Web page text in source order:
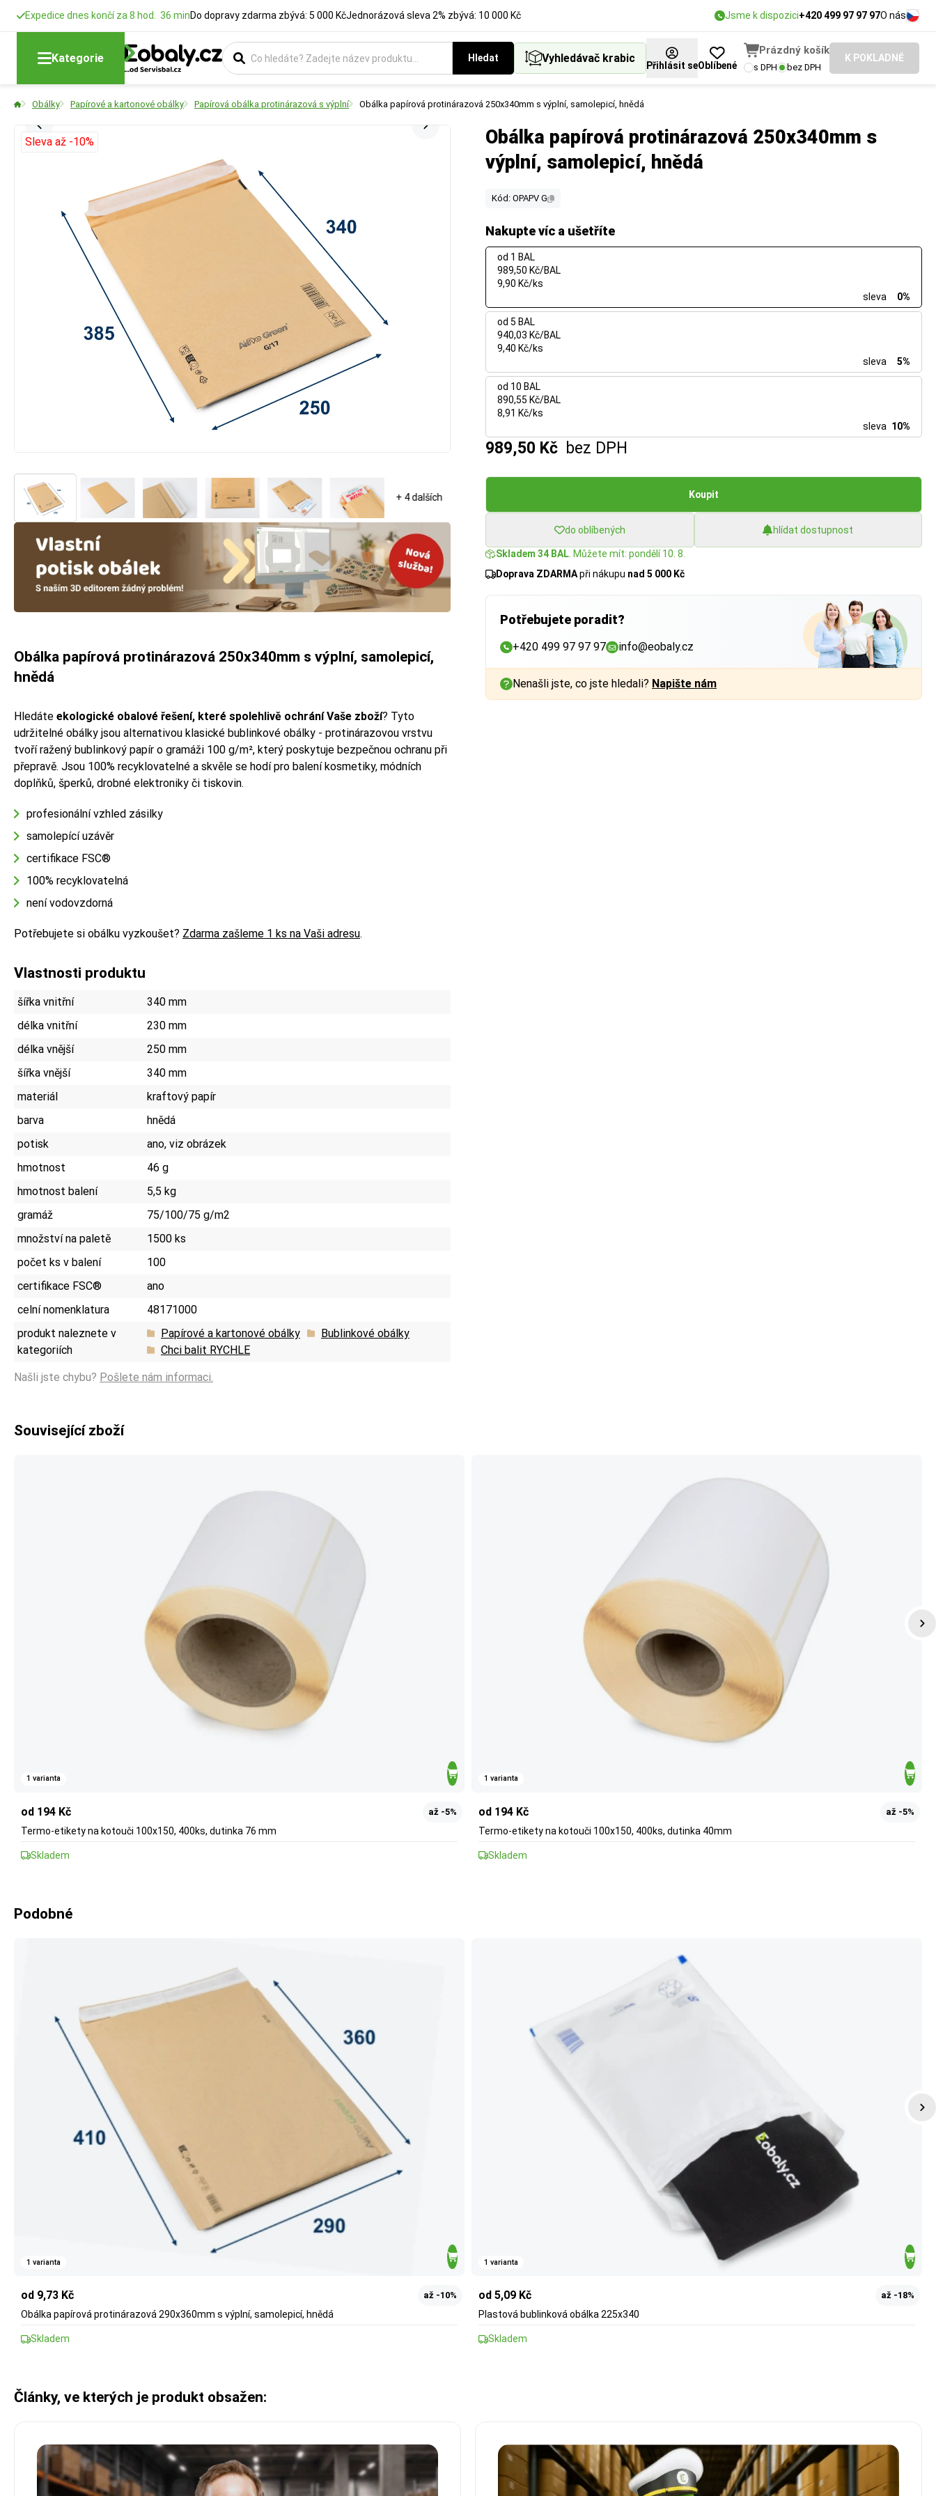
Expedice dnes končí za 8 hod. 36 minDo dopravy zdarma zbývá: 5 000 KčJednorázová sleva 2% zbývá: 10 000 Kč Jsme k dispozici+420 499 97 97 97O nás
Kategorie Hledat Vyhledávač krabic
Přihlásit seOblíbené
Prázdný košík
s DPH bez DPH
K POKLADNĚ
Obálky Papírové a kartonové obálky Papírová obálka protinárazová s výplní Obálka papírová protinárazová 250x340mm s výplní, samolepicí, hnědá
Obálka papírová protinárazová 250x340mm s
výplní, samolepicí, hnědá
Kód: OPAPV G
Nakupte víc a ušetříte
od 1 BAL
989,50 Kč/BAL
9,90 Kč/ks
sleva
0%
od 5 BAL
940,03 Kč/BAL
9,40 Kč/ks
sleva
5%
od 10 BAL
890,55 Kč/BAL
8,91 Kč/ks
sleva 10%
989,50 Kč bez DPH
Koupit
do oblíbených hlídat dostupnost
Skladem 34 BAL . Můžete mít: pondělí 10. 8.
Doprava ZDARMApři nákupu nad 5 000 Kč
Potřebujete poradit?
+420 499 97 97 97 info@eobaly.cz
Nenašli jste, co jste hledali? Napište nám
Sleva až -10%
+ 4 dalších
Obálka papírová protinárazová 250x340mm s výplní, samolepicí,
hnědá
Hledáte ekologické obalové řešení, které spolehlivě ochrání Vaše zboží? Tyto
udržitelné obálky jsou alternativou klasické bublinkové obálky - protinárazovou vrstvu
tvoří ražený bublinkový papír o gramáži 100 g/m², který poskytuje bezpečnou ochranu při
přepravě. Jsou 100% recyklovatelné a skvěle se hodí pro balení kosmetiky, módních
doplňků, šperků, drobné elektroniky či tiskovin.
profesionální vzhled zásilky
samolepící uzávěr
certifikace FSC®
100% recyklovatelná
není vodovzdorná
Potřebujete si obálku vyzkoušet? Zdarma zašleme 1 ks na Vaši adresu.
Vlastnosti produktu
šířka vnitřní
340 mm
délka vnitřní
230 mm
délka vnější
250 mm
šířka vnější
340 mm
materiál
kraftový papír
barva
hnědá
potisk
ano, viz obrázek
hmotnost
46 g
hmotnost balení
5,5 kg
gramáž
75/100/75 g/m2
množství na paletě
1500 ks
počet ks v balení
100
certifikace FSC®
ano
celní nomenklatura
48171000
produkt naleznete v
kategoriích
Papírové a kartonové obálky
Bublinkové obálky
Chci balit RYCHLE
Našli jste chybu? Pošlete nám informaci.
Související zboží
1 varianta
od 194 Kč až -5%
Termo-etikety na kotouči 100x150, 400ks, dutinka 76 mm
Skladem
1 varianta
od 194 Kč až -5%
Termo-etikety na kotouči 100x150, 400ks, dutinka 40mm
Skladem
Podobné
1 varianta
od 9,73 Kč až -10%
Obálka papírová protinárazová 290x360mm s výplní, samolepicí, hnědá
Skladem
1 varianta
od 5,09 Kč až -18%
Plastová bublinková obálka 225x340
Skladem
Články, ve kterých je produkt obsažen: